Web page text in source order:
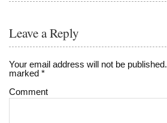
Leave a Reply
Your email address will not be published.
marked*
Comment